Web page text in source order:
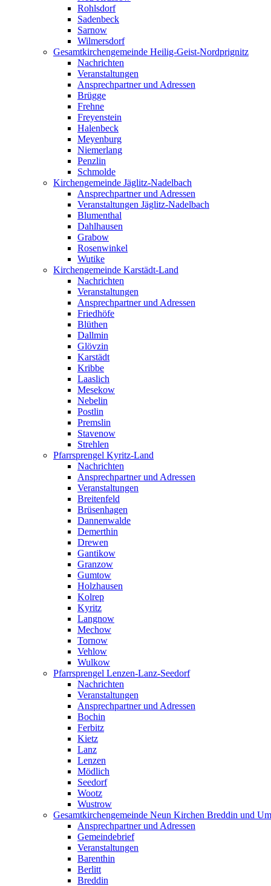
Rohlsdorf
Sadenbeck
Sarnow
Wilmersdorf
Gesamtkirchengemeinde Heilig-Geist-Nordprignitz
Nachrichten
Veranstaltungen
Ansprechpartner und Adressen
Brügge
Frehne
Freyenstein
Halenbeck
Meyenburg
Niemerlang
Penzlin
Schmolde
Kirchengemeinde Jäglitz-Nadelbach
Ansprechpartner und Adressen
Veranstaltungen Jäglitz-Nadelbach
Blumenthal
Dahlhausen
Grabow
Rosenwinkel
Wutike
Kirchengemeinde Karstädt-Land
Nachrichten
Veranstaltungen
Ansprechpartner und Adressen
Friedhöfe
Blüthen
Dallmin
Glövzin
Karstädt
Kribbe
Laaslich
Mesekow
Nebelin
Postlin
Premslin
Stavenow
Strehlen
Pfarrsprengel Kyritz-Land
Nachrichten
Ansprechpartner und Adressen
Veranstaltungen
Breitenfeld
Brüsenhagen
Dannenwalde
Demerthin
Drewen
Gantikow
Granzow
Gumtow
Holzhausen
Kolrep
Kyritz
Langnow
Mechow
Tornow
Vehlow
Wulkow
Pfarrsprengel Lenzen-Lanz-Seedorf
Nachrichten
Veranstaltungen
Ansprechpartner und Adressen
Bochin
Ferbitz
Kietz
Lanz
Lenzen
Mödlich
Seedorf
Wootz
Wustrow
Gesamtkirchengemeinde Neun Kirchen Breddin und
Ansprechpartner und Adressen
Gemeindebrief
Veranstaltungen
Barenthin
Berlitt
Breddin